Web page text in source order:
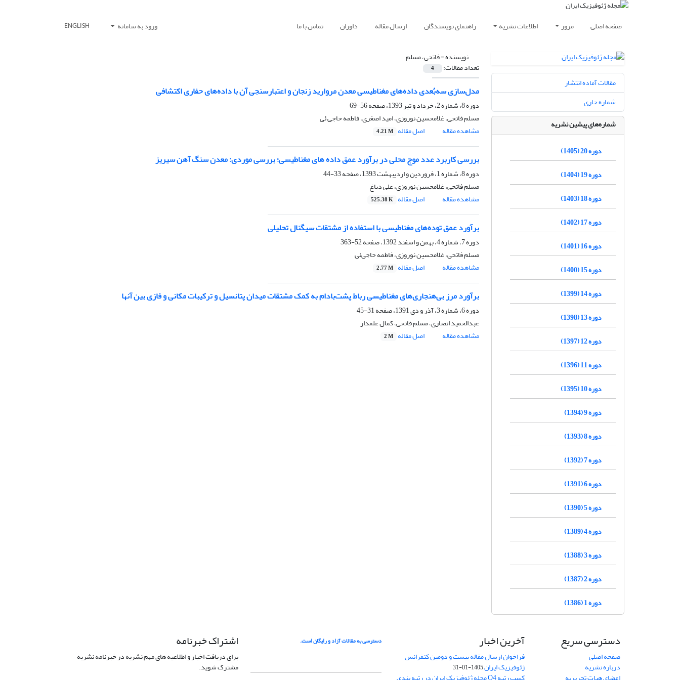
صفحه اصلی مرور اطلاعات نشریه راهنمای نویسندگان ارسال مقاله داوران تماس با ما ورود به سامانه ENGLISH
نویسنده =فاتحی، مسلم
تعداد مقالات: 4
مدل‌سازی سه‌بُعدی داده‌های مغناطیسی معدن مروارید زنجان و اعتبارسنجی آن با داده‌های حفاری اکتشافی
دوره 8، شماره 2، خرداد و تیر 1393، صفحه
56-69
مسلم فاتحی، غلامحسین نوروزی، امید اصغری، فاطمه حاجی ئی
مشاهده مقاله
اصل مقاله 4.21 M
بررسی کاربرد عدد موج محلی در برآورد عمق داده های مغناطیسی؛ بررسی موردی: معدن سنگ آهن سیریز
دوره 8، شماره 1، فروردین و اردیبهشت 1393، صفحه
33-44
مسلم فاتحی، غلامحسین نوروزی، علی دباغ
مشاهده مقاله
اصل مقاله 525.38 K
برآورد عمق توده‌‌های مغناطیسی با استفاده از مشتقات سیگنال تحلیلی
دوره 7، شماره 4، بهمن و اسفند 1392، صفحه
52-363
مسلم فاتحی، غلامحسین نوروزی، فاطمه حاجی‌ئی
مشاهده مقاله
اصل مقاله 2.77 M
برآورد مرز بی‌هنجاری‌های مغناطیسی رباط پشت‌‌بادام به کمک مشتقات میدان پتانسیل و ترکیبات مکانی و فازی بین آنها
دوره 6، شماره 3، آذر و دی 1391، صفحه
31-45
عبدالحمید انصاری، مسلم فاتحی، کمال علمدار
مشاهده مقاله
اصل مقاله 2 M
مقالات آماده انتشار
شماره جاری
شماره‌های پیشین نشریه
دوره 20 (1405)
دوره 19 (1404)
دوره 18 (1403)
دوره 17 (1402)
دوره 16 (1401)
دوره 15 (1400)
دوره 14 (1399)
دوره 13 (1398)
دوره 12 (1397)
دوره 11 (1396)
دوره 10 (1395)
دوره 9 (1394)
دوره 8 (1393)
دوره 7 (1392)
دوره 6 (1391)
دوره 5 (1390)
دوره 4 (1389)
دوره 3 (1388)
دوره 2 (1387)
دوره 1 (1386)
دسترسی سریع
صفحه اصلی
درباره نشریه
آخرین اخبار
فراخوان ارسال مقاله بیست و دومین کنفرانس
ژئوفیزیک ایران1405-01-31
دسترسی به مقالات آزاد و رایگان است. اشتراک خبرنامه
برای دریافت اخبار و اطلاعیه های مهم نشریه در خبرنامه نشریه
مشترک شوید.